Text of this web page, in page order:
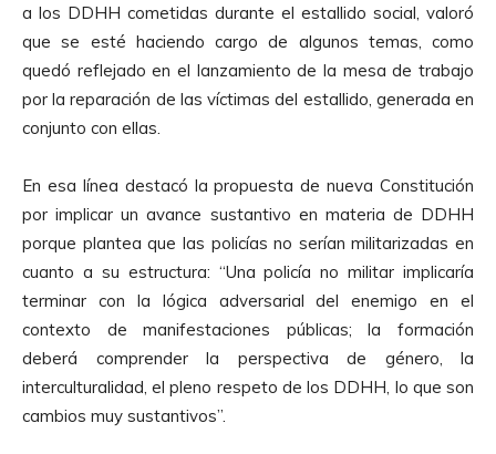
a los DDHH cometidas durante el estallido social, valoró
que se esté haciendo cargo de algunos temas, como
quedó reflejado en el lanzamiento de la mesa de trabajo
por la reparación de las víctimas del estallido, generada en
conjunto con ellas.
En esa línea destacó la propuesta de nueva Constitución
por implicar un avance sustantivo en materia de DDHH
porque plantea que las policías no serían militarizadas en
cuanto a su estructura: “Una policía no militar implicaría
terminar con la lógica adversarial del enemigo en el
contexto de manifestaciones públicas; la formación
deberá comprender la perspectiva de género, la
interculturalidad, el pleno respeto de los DDHH, lo que son
cambios muy sustantivos”.